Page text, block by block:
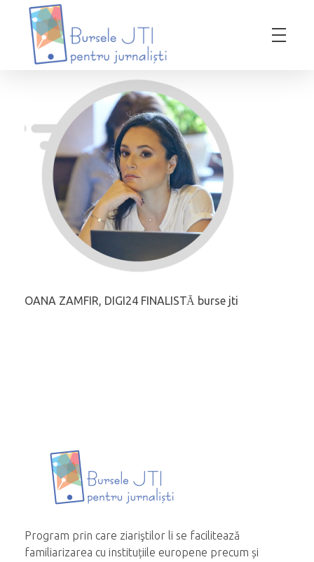
OANA ZAMFIR, DIGI24 FINALISTĂ burse jti
Program prin care ziariştilor li se facilitează
familiarizarea cu instituțiile europene precum și